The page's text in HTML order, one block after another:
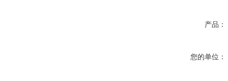
产品：
您的单位：